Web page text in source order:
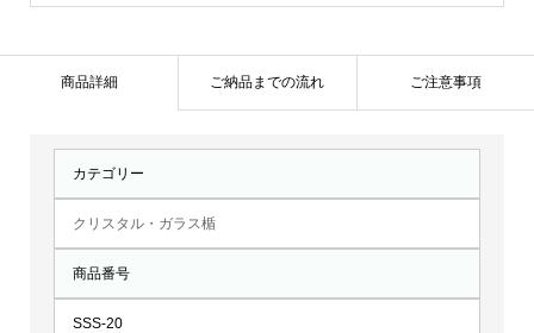
皿：
商品詳細 ご納品までの流れ ご注意事項
カテゴリー
クリスタル・ガラス楯
商品番号
SSS-20